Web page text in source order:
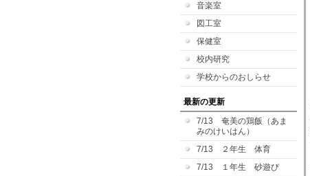
音楽室
図工室
保健室
校内研究
学校からのおしらせ
最新の更新
7/13 奄美の鶏飯（あま
みのけいはん）
7/13 ２年生 体育
7/13 １年生 砂遊び